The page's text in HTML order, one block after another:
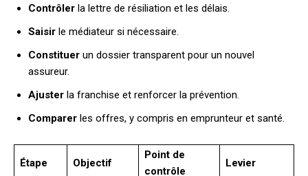
Contrôler la lettre de résiliation et les délais.
Saisir le médiateur si nécessaire.
Constituer un dossier transparent pour un nouvel
assureur.
Ajuster la franchise et renforcer la prévention.
Comparer les offres, y compris en emprunteur et santé.
Étape Objectif
Point de
contrôle
Levier